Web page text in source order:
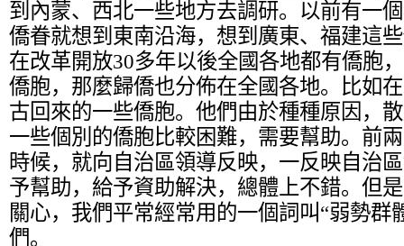
到內蒙、西北一些地方去調研。以前有一
僑眷就想到東南沿海，想到廣東、福建這
在改革開放30多年以後全國各地都有僑胞
僑胞，那麼歸僑也分佈在全國各地。比如
古回來的一些僑胞。他們由於種種原因，
一些個別的僑胞比較困難，需要幫助。前
時候，就向自治區領導反映，一反映自治
予幫助，給予資助解決，總體上不錯。但
關心，我們平常經常用的一個詞叫“弱勢群
們。